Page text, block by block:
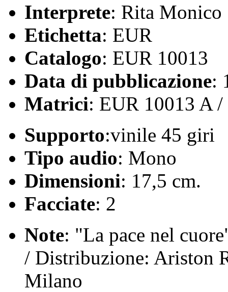
Interprete: Rita Monico
Etichetta: EUR
Catalogo: EUR 10013
Data di pubblicazione:
Matrici: EUR 10013 A
Supporto:vinile 45 giri
Tipo audio: Mono
Dimensioni: 17,5 cm.
Facciate: 2
Note: "La pace nel
/ Distribuzione: Ariston
Milano